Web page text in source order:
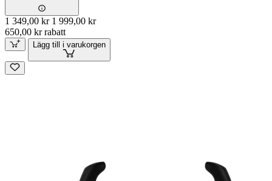
1 349,00 kr 1 999,00 kr
650,00 kr rabatt
Lägg till i varukorgen